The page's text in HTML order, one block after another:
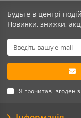
Будьте в центрі
Новинки, знижки,
Я прочитав і згоден